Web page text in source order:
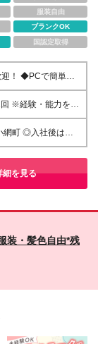
服装自由
ブランクOK
国認定取得
！ ◆PCで簡単な
に集中したい □ 残
に追われる仕事は
※経験・能力を考
は別途全額支給い
中の条件に差異な
ちの方は より高
！
網町 ◎入社後は当
の勤務となりま
勤務地
細を見る
装・髪色自由*残